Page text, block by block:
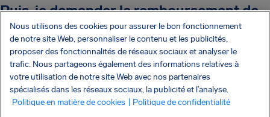
Puis-je demander le remboursement de
frais supplémentaires après un retard ou
une annulation ?
Si la compagnie aérienne est responsable du retard ou
de l’annulation,vous pouvez recevoir jusqu’à 600 €
d’indemnisation. Elle doit également prendre en charge
Nous utilisons des cookies pour assurer le bon fonctionnement
de notre site Web, personnaliser le contenu et les publicités,
proposer des fonctionnalités de réseaux sociaux et analyser le
trafic. Nous partageons également des informations relatives à
votre utilisation de notre site Web avec nos partenaires
spécialisés dans les réseaux sociaux, la publicité et l’analyse.
Politique en matière de cookies
| Politique de confidentialité